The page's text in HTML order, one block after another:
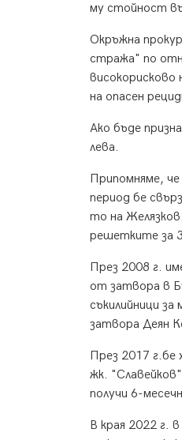
му стойност
Окръжна
стража" по
на опасен
Ако бъде
лева.
Припомняме,
период бе
то на
решетките за
През 2008 г.
от затвора в
съкилийници
затвора Деян
През 2017
жк.
получи 6-
В края 2022 г.